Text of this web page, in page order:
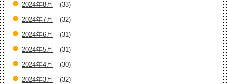
2024年8月
(33)
2024年7月
(32)
2024年6月
(31)
2024年5月
(31)
2024年4月
(30)
2024年3月
(32)